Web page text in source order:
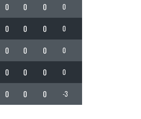
0 0 0 0
0 0 0 0
0 0 0 0
0 0 0 0
0 0 0 -3